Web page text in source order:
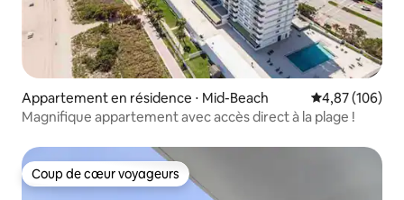
Appartement en résidence ⋅ Mid-Beach Évaluation
4,87 (106)
Magnifique appartement avec accès direct à la plage !
Coup de cœur voyageurs
Coup de cœur voyageurs